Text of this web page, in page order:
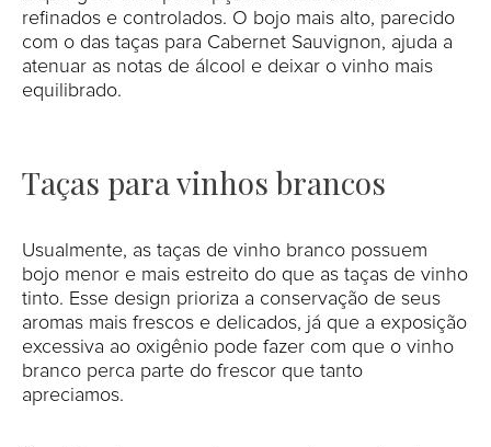
refinados e controlados. O bojo mais alto, parecido
com o das taças para Cabernet Sauvignon, ajuda a
atenuar as notas de álcool e deixar o vinho mais
equilibrado.
Taças para vinhos brancos
Usualmente, as taças de vinho branco possuem
bojo menor e mais estreito do que as taças de vinho
tinto. Esse design prioriza a conservação de seus
aromas mais frescos e delicados, já que a exposição
excessiva ao oxigênio pode fazer com que o vinho
branco perca parte do frescor que tanto
apreciamos.